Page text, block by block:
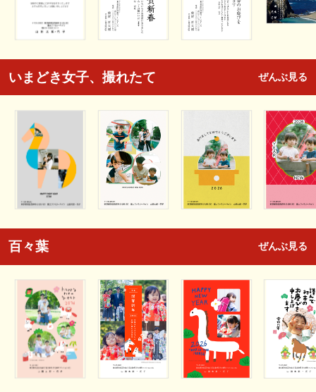
いまどき女子、撮れたて ぜんぶ見る
百々葉 ぜんぶ見る